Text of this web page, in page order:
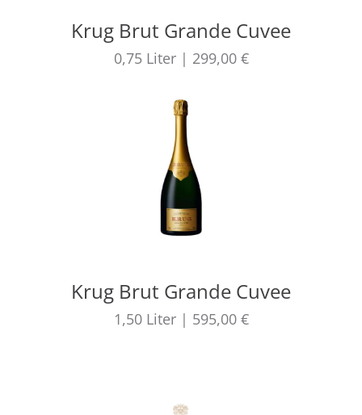
Krug Brut Grande Cuvee
0,75 Liter | 299,00 €
Krug Brut Grande Cuvee
1,50 Liter | 595,00 €